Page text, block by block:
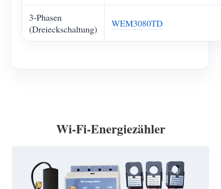
3-Phasen
(Dreieckschaltung)
WEM3080TD
Wi-Fi-Energiezähler